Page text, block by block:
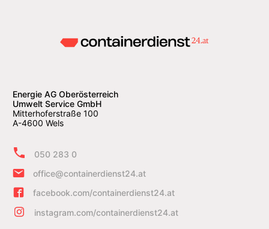
Energie AG Oberösterreich
Umwelt Service GmbH
Mitterhoferstraße 100
A-4600 Wels
050 283 0
office@containerdienst24.at
facebook.com/containerdienst24.at
instagram.com/containerdienst24.at